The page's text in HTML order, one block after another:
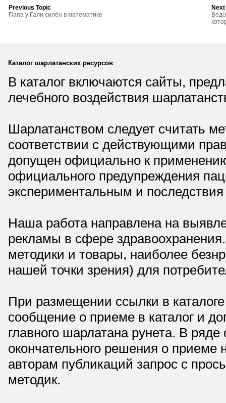
Previous Topic
Папа у Гали силён в математике
Каталог шарлатанских ресурсов
В каталог включаются сайты,
лечебного воздействия
Шарлатанством следует считать
соответствии с действующими
допущен официально к
официального предупреждения
экспериментальным и
Наша работа направлена на
рекламы в сфере
методики и товары, наиболее
нашей точки зрения) для
При размещении ссылки в
сообщение о приеме в каталог и
главного шарлатана рунета. В
окончательного решения о приеме
авторам публикаций запрос с
методик.